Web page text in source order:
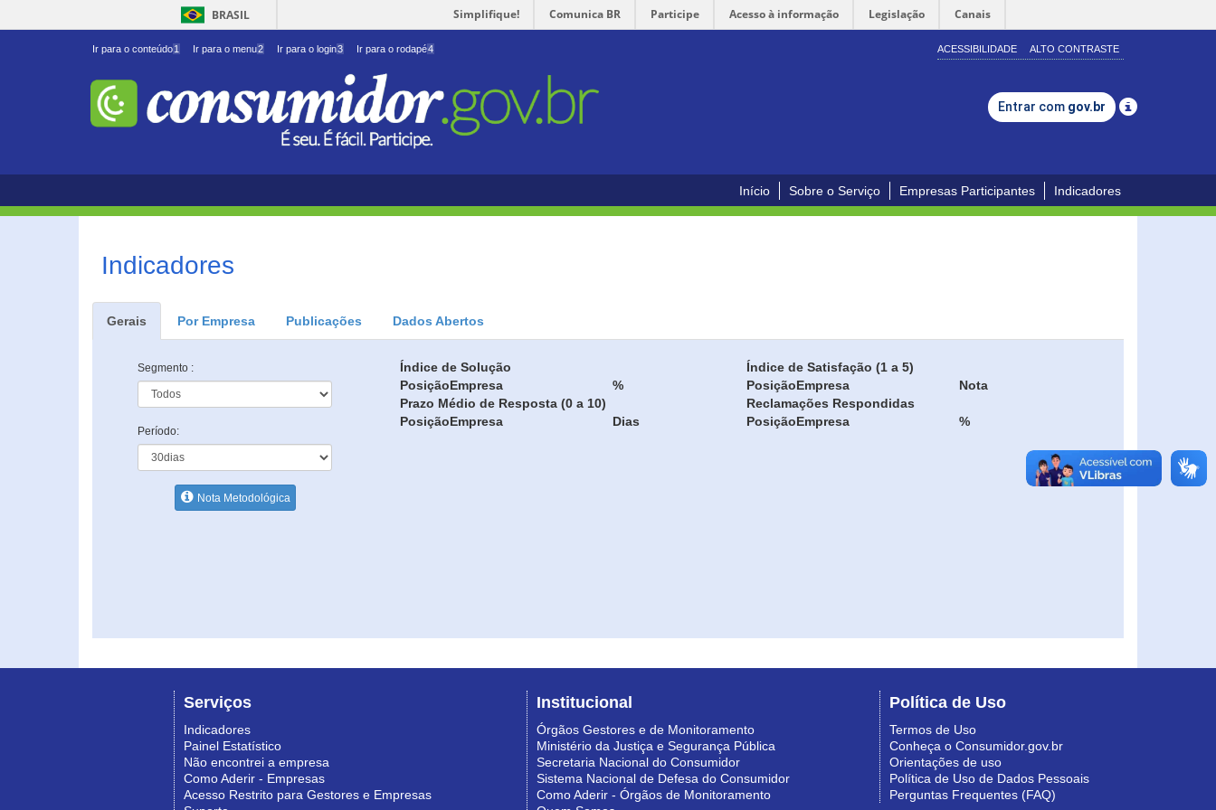
BRASIL Simplifique! Comunica BR Participe Acesso à informação Legislação Canais
Ir para o conteúdo1 Ir para o menu2 Ir para o login3 Ir para o rodapé4 ACESSIBILIDADE ALTO CONTRASTE
Entrar com gov.br
Início Sobre o Serviço Empresas Participantes Indicadores
Indicadores
Gerais Por Empresa Publicações Dados Abertos
Segmento :
Período:
Nota Metodológica
Índice de Solução
PosiçãoEmpresa %
Índice de Satisfação (1 a 5)
PosiçãoEmpresa
Nota
Prazo Médio de Resposta (0 a 10)
PosiçãoEmpresa Dias
Reclamações Respondidas
PosiçãoEmpresa %
Serviços
Indicadores
Painel Estatístico
Não encontrei a empresa
Como Aderir - Empresas
Acesso Restrito para Gestores e Empresas
Institucional
Órgãos Gestores e de Monitoramento
Ministério da Justiça e Segurança Pública
Secretaria Nacional do Consumidor
Sistema Nacional de Defesa do Consumidor
Como Aderir - Órgãos de Monitoramento
Política de Uso
Termos de Uso
Conheça o Consumidor.gov.br
Orientações de uso
Política de Uso de Dados Pessoais
Perguntas Frequentes (FAQ)